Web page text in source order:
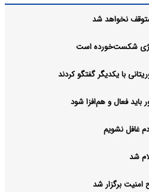
نخواهد شد
شکست‌خورده است
با یکدیگر گفتگو کردند
فعال و هم‌افزا شود
غافل نشویم